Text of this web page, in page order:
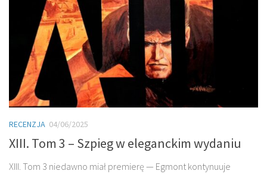
RECENZJA 04/06/2025
XIII. Tom 3 – Szpieg w eleganckim wydaniu
XIII. Tom 3 niedawno miał premierę — Egmont kontynuuje